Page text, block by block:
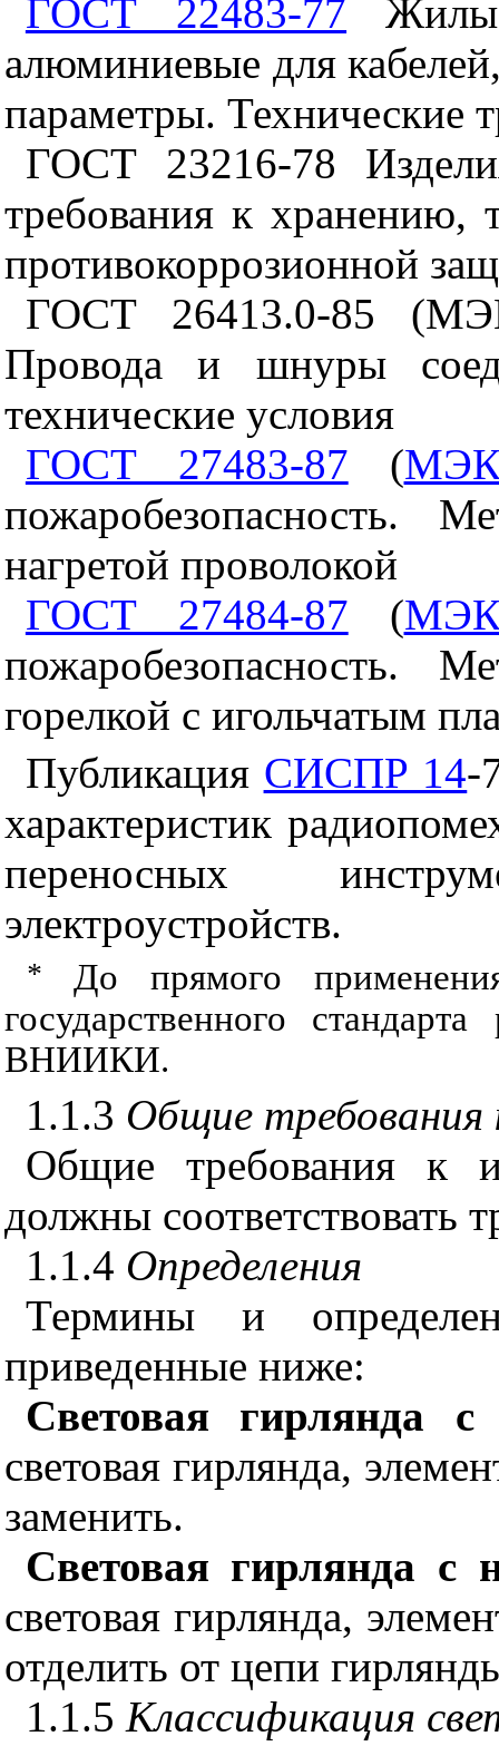
ГОСТ 22483-77 Жилы
алюминиевые для
параметры. Технические
ГОСТ 23216-78
требования к хранению,
противокоррозионной
ГОСТ 26413.0-85
Провода и шнуры
технические условия
ГОСТ 27483-87 (МЭК
пожаробезопасность.
нагретой проволокой
ГОСТ 27484-87 (МЭК
пожаробезопасность.
горелкой с игольчатым
Публикация СИСПР 14-
характеристик
переносных
электроустройств.
*
До прямого
государственного
ВНИИКИ.
1.1.3 Общие
Общие требования к
должны соответствовать
1.1.4 Определения
Термины и
приведенные ниже:
Световая гирлянда
световая гирлянда,
заменить.
Световая гирлянда с
световая гирлянда,
отделить от цепи
1.1.5 Классификация